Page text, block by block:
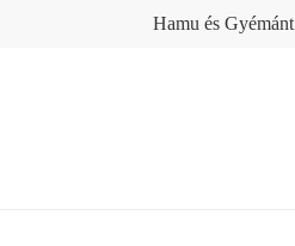
Hamu és Gyémánt